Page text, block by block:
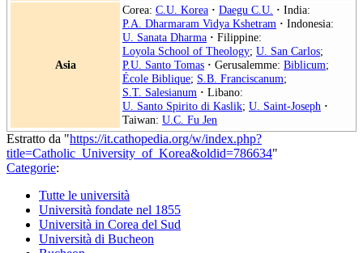
Asia
Corea: C.U. Korea · Daegu C.U. · India:
P.A. Dharmaram Vidya Kshetram · Indonesia:
U. Sanata Dharma · Filippine:
Loyola School of Theology; U. San Carlos;
P.U. Santo Tomas · Gerusalemme: Biblicum;
École Biblique; S.B. Franciscanum;
S.T. Salesianum · Libano:
U. Santo Spirito di Kaslik; U. Saint-Joseph ·
Taiwan: U.C. Fu Jen
Estratto da "https://it.cathopedia.org/w/index.php?
title=Catholic_University_of_Korea&oldid=786634"
Categorie:
Tutte le università
Università fondate nel 1855
Università in Corea del Sud
Università di Bucheon